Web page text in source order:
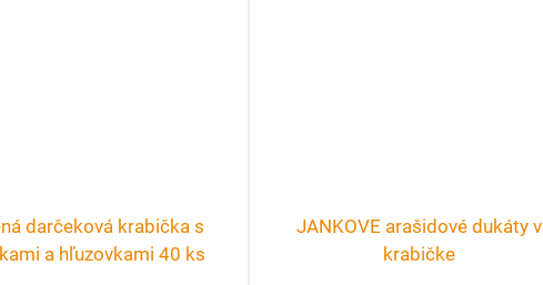
darčeková krabička s
a hľuzovkami 40 ks
JANKOVE arašidové dukáty v
krabičke